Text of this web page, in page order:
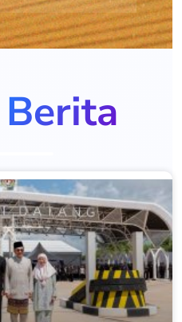
Berita